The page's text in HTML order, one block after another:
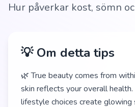
Hur påverkar kost, sömn
💡 Om detta tips
🌿 True beauty comes from
skin reflects your overall
lifestyle choices create glowing